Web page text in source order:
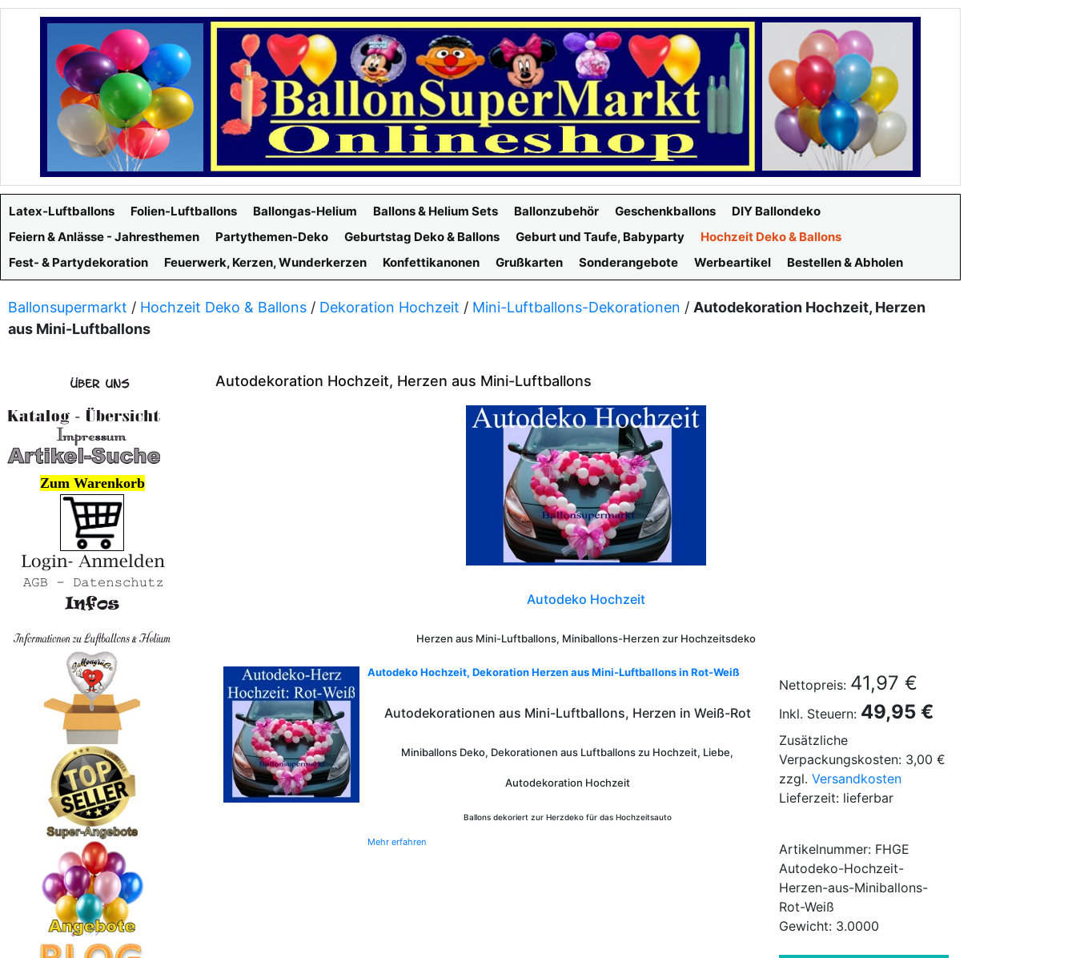
Latex-Luftballons Folien-Luftballons Ballongas-Helium Ballons & Helium Sets Ballonzubehör Geschenkballons
DIY Ballondeko
Feiern & Anlässe - Jahresthemen
Partythemen-Deko Geburtstag Deko & Ballons Geburt und Taufe, Babyparty
Hochzeit Deko & Ballons
Fest- & Partydekoration
Feuerwerk, Kerzen, Wunderkerzen Konfettikanonen Grußkarten Sonderangebote Werbeartikel Bestellen & Abholen
Ballonsupermarkt / Hochzeit Deko & Ballons / Dekoration Hochzeit / Mini-Luftballons-Dekorationen / Autodekoration Hochzeit, Herzen
aus Mini-Luftballons
Autodekoration Hochzeit, Herzen aus Mini-Luftballons
Autodeko Hochzeit
Herzen aus Mini-Luftballons, Miniballons-Herzen zur Hochzeitsdeko
Autodeko Hochzeit, Dekoration Herzen aus Mini-Luftballons in Rot-Weiß
Autodekorationen aus Mini-Luftballons, Herzen in Weiß-Rot
Miniballons Deko, Dekorationen aus Luftballons zu Hochzeit, Liebe,
Autodekoration Hochzeit
Ballons dekoriert zur Herzdeko für das Hochzeitsauto
Mehr erfahren
Nettopreis: 41,97 €
Inkl. Steuern: 49,95 €
Zusätzliche
Verpackungskosten: 3,00 €
zzgl. Versandkosten
Lieferzeit: lieferbar
Artikelnummer: FHGE
Autodeko-Hochzeit-
Herzen-aus-Miniballons-
Rot-Weiß
Gewicht: 3.0000
Zum Warenkorb